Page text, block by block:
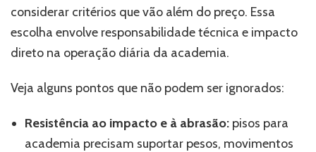
considerar critérios que vão além do preço. Essa
escolha envolve responsabilidade técnica e impacto
direto na operação diária da academia.
Veja alguns pontos que não podem ser ignorados:
Resistência ao impacto e à abrasão: pisos para
academia precisam suportar pesos, movimentos